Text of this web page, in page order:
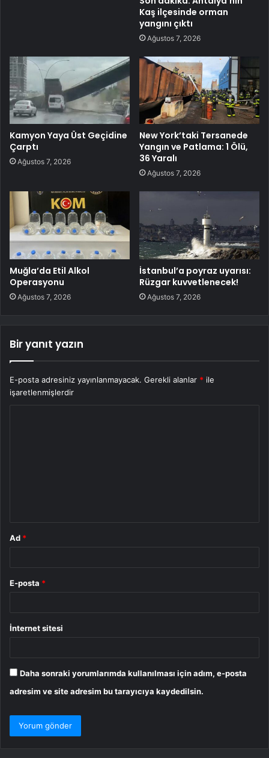
Kaş ilçesinde orman
yangını çıktı
Ağustos 7, 2026
Kamyon Yaya Üst Geçidine
Çarptı
Ağustos 7, 2026
New York’taki Tersanede
Yangın ve Patlama: 1 Ölü,
36 Yaralı
Ağustos 7, 2026
Muğla’da Etil Alkol
Operasyonu
Ağustos 7, 2026
İstanbul’a poyraz uyarısı:
Rüzgar kuvvetlenecek!
Ağustos 7, 2026
Bir yanıt yazın
E-posta adresiniz yayınlanmayacak. Gerekli alanlar * ile
işaretlenmişlerdir
Ad *
E-posta *
İnternet sitesi
Daha sonraki yorumlarımda kullanılması için adım, e-posta
adresim ve site adresim bu tarayıcıya kaydedilsin.